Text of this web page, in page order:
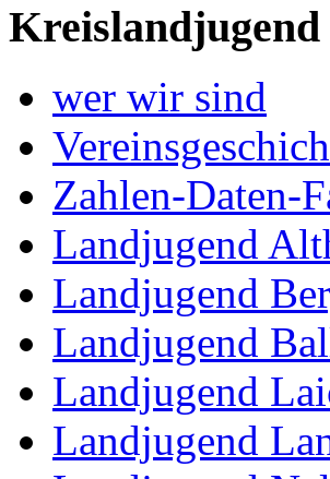
wer wir sind
Zahlen-Daten-
Landjugend
Landjugend
Landjugend
Landjugend
Landjugend